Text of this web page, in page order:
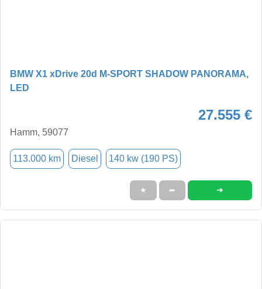
BMW X1 xDrive 20d M-SPORT SHADOW PANORAMA,
LED
27.555 €
Hamm, 59077
113.000 km Diesel 140 kw (190 PS)
★ ➦ ➜